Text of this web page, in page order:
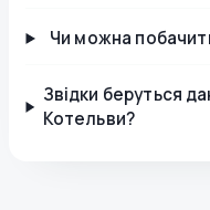
Чи можна
Звідки беруться
Котельви?